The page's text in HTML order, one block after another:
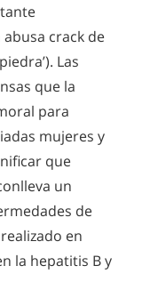
crack de
Las
que la
para
mujeres y
que
un
de
en
la hepatitis B y